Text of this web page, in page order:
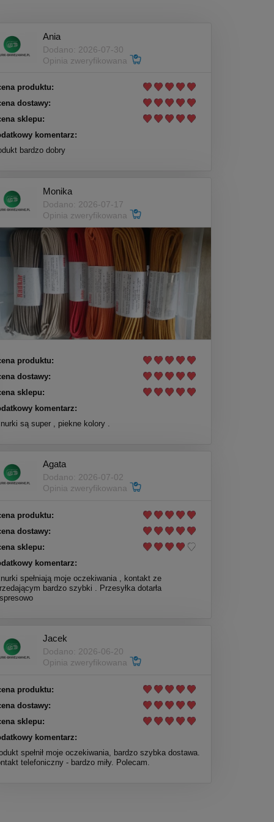
Ania
Dodano: 2026-07-30
Opinia zweryfikowana
produktu:
dostawy:
sklepu:
komentarz:
bardzo dobry
Monika
Dodano: 2026-07-17
Opinia zweryfikowana
produktu:
dostawy:
sklepu:
komentarz:
są super , piekne kolory .
Agata
Dodano: 2026-07-02
Opinia zweryfikowana
produktu:
dostawy:
sklepu:
komentarz:
spełniają moje oczekiwania , kontakt ze
bardzo szybki . Przesyłka dotarła
Jacek
Dodano: 2026-06-20
Opinia zweryfikowana
produktu:
dostawy:
sklepu:
komentarz:
spełnił moje oczekiwania, bardzo szybka dostawa.
telefoniczny - bardzo miły. Polecam.